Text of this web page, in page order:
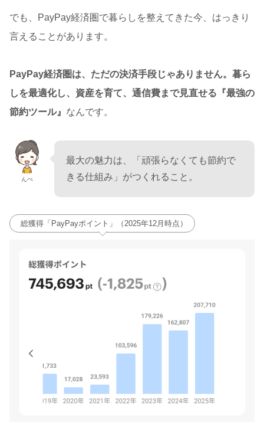
でも、PayPay経済圏で暮らしを整えてきた今、はっきり
言えることがあります。
PayPay経済圏は、ただの決済手段じゃありません。暮ら
しを最適化し、資産を育て、通信費まで見直せる『最強の
節約ツール』 なんです。
んぺ
最大の魅力は、「頑張らなくても節約で
きる仕組み」がつくれること。
総獲得「PayPayポイント」（2025年12月時点）